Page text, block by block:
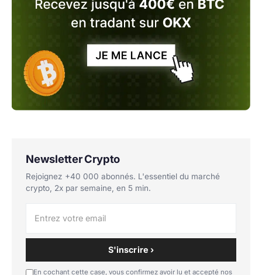
Newsletter Crypto
Rejoignez +40 000 abonnés. L'essentiel du marché
crypto, 2x par semaine, en 5 min.
S'inscrire ›
En cochant cette case, vous confirmez avoir lu et accepté nos